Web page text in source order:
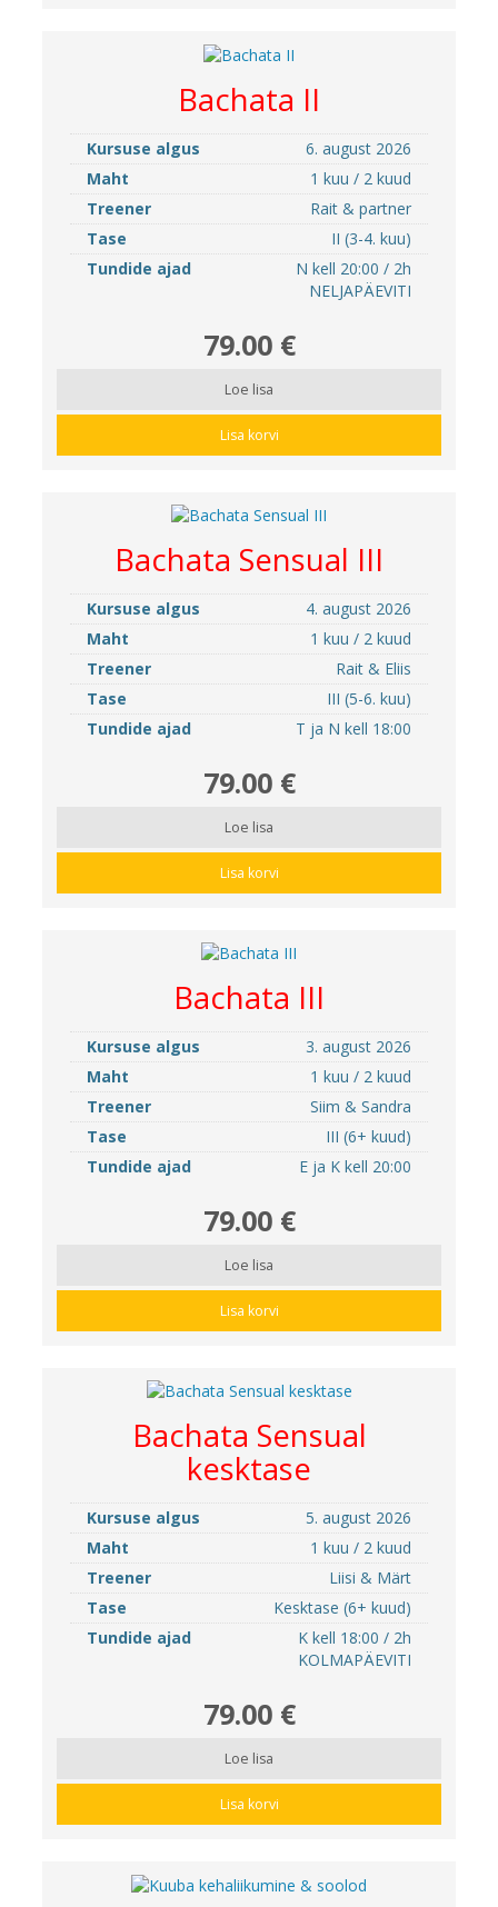
Bachata II
Kursuse algus
6. august 2026
Maht
1 kuu / 2 kuud
Treener
Rait & partner
Tase
II (3-4. kuu)
Tundide ajad
N kell 20:00 / 2h
NELJAPÄEVITI
79.00 €
Loe lisa
Lisa korvi
Bachata Sensual III
Kursuse algus
4. august 2026
Maht
1 kuu / 2 kuud
Treener
Rait & Eliis
Tase
III (5-6. kuu)
Tundide ajad
T ja N kell 18:00
79.00 €
Loe lisa
Lisa korvi
Bachata III
Kursuse algus
3. august 2026
Maht
1 kuu / 2 kuud
Treener
Siim & Sandra
Tase
III (6+ kuud)
Tundide ajad
E ja K kell 20:00
79.00 €
Loe lisa
Lisa korvi
Bachata Sensual
kesktase
Kursuse algus
5. august 2026
Maht
1 kuu / 2 kuud
Treener
Liisi & Märt
Tase
Kesktase (6+ kuud)
Tundide ajad
K kell 18:00 / 2h
KOLMAPÄEVITI
79.00 €
Loe lisa
Lisa korvi